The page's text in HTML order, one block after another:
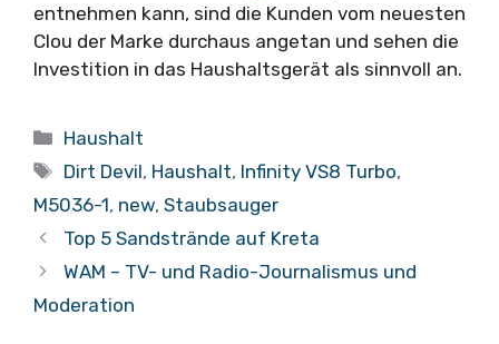
entnehmen kann, sind die Kunden vom neuesten
Clou der Marke durchaus angetan und sehen die
Investition in das Haushaltsgerät als sinnvoll an.
Kategorien
Haushalt
Schlagwörter
Dirt Devil, Haushalt, Infinity VS8 Turbo,
M5036-1, new, Staubsauger
Top 5 Sandstrände auf Kreta
WAM – TV- und Radio-Journalismus und
Moderation